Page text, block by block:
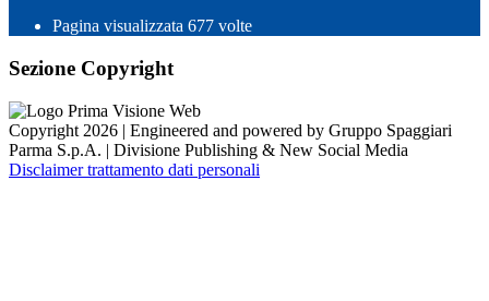
Pagina visualizzata 677 volte
Sezione Copyright
Copyright 2026 | Engineered and powered by Gruppo Spaggiari
Parma S.p.A. | Divisione Publishing & New Social Media
Disclaimer trattamento dati personali